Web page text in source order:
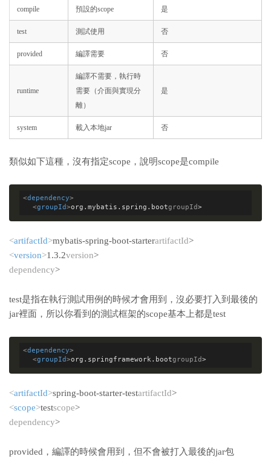
compile 預設的scope 是
test 測試使用 否
provided 編譯需要 否
runtime
編譯不需要，執行時
需要（介面與實現分
離）
是
system 載入本地jar 否
類似如下這種，沒有指定scope，說明scope是compile
<dependency>
<groupId>org.mybatis.spring.bootgroupId>
<artifactId>mybatis-spring-boot-starterartifactId>
<version>1.3.2version>
dependency>
test是指在執行測試用例的時候才會用到，沒必要打入到最後的
jar裡面，所以你看到的測試框架的scope基本上都是test
<dependency>
<groupId>org.springframework.bootgroupId>
<artifactId>spring-boot-starter-testartifactId>
<scope>testscope>
dependency>
provided，編譯的時候會用到，但不會被打入最後的jar包